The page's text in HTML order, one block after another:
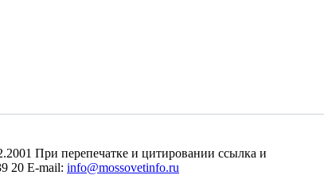
При перепечатке и цитировании ссылка и
20 E-mail: info@mossovetinfo.ru